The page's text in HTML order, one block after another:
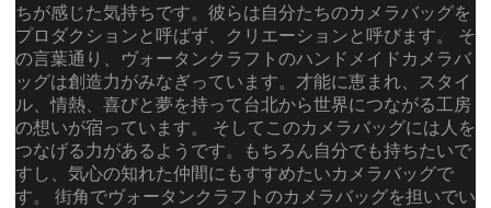
ちが感じた気持ちです。彼らは自分たちのカメラバッグを
プロダクションと呼ばず、クリエーションと呼びます。 そ
の言葉通り、ヴォータンクラフトのハンドメイドカメラバ
ッグは創造力がみなぎっています。才能に恵まれ、スタイ
ル、情熱、喜びと夢を持って台北から世界につながる工房
の想いが宿っています。 そしてこのカメラバッグには人を
つなげる力があるようです。もちろん自分でも持ちたいで
すし、気心の知れた仲間にもすすめたいカメラバッグで
す。 街角でヴォータンクラフトのカメラバッグを担いでい